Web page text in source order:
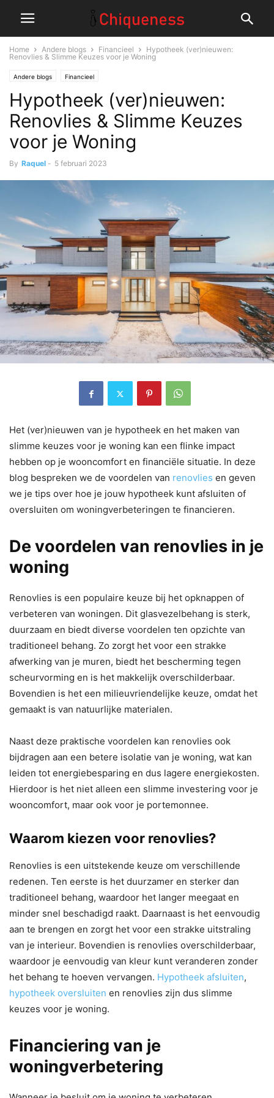
Home Andere blogs Financieel
Hypotheek (ver)nieuwen:
Renovlies & Slimme Keuzes voor je Woning
Andere blogs Financieel
Hypotheek (ver)nieuwen:
Renovlies & Slimme Keuzes
voor je Woning
By Raquel - 5 februari 2023
Het (ver)nieuwen van je hypotheek en het maken van
slimme keuzes voor je woning kan een flinke impact
hebben op je wooncomfort en financiële situatie. In deze
blog bespreken we de voordelen van renovlies en geven
we je tips over hoe je jouw hypotheek kunt afsluiten of
oversluiten om woningverbeteringen te financieren.
De voordelen van renovlies in je
woning
Renovlies is een populaire keuze bij het opknappen of
verbeteren van woningen. Dit glasvezelbehang is sterk,
duurzaam en biedt diverse voordelen ten opzichte van
traditioneel behang. Zo zorgt het voor een strakke
afwerking van je muren, biedt het bescherming tegen
scheurvorming en is het makkelijk overschilderbaar.
Bovendien is het een milieuvriendelijke keuze, omdat het
gemaakt is van natuurlijke materialen.
Naast deze praktische voordelen kan renovlies ook
bijdragen aan een betere isolatie van je woning, wat kan
leiden tot energiebesparing en dus lagere energiekosten.
Hierdoor is het niet alleen een slimme investering voor je
wooncomfort, maar ook voor je portemonnee.
Waarom kiezen voor renovlies?
Renovlies is een uitstekende keuze om verschillende
redenen. Ten eerste is het duurzamer en sterker dan
traditioneel behang, waardoor het langer meegaat en
minder snel beschadigd raakt. Daarnaast is het eenvoudig
aan te brengen en zorgt het voor een strakke uitstraling
van je interieur. Bovendien is renovlies overschilderbaar,
waardoor je eenvoudig van kleur kunt veranderen zonder
het behang te hoeven vervangen. Hypotheek afsluiten,
hypotheek oversluiten en renovlies zijn dus slimme
keuzes voor je woning.
Financiering van je
woningverbetering